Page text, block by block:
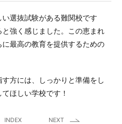
選抜試験がある難関校です
強く感じました。この恵まれ
最高の教育を提供するための
方には、しっかりと準備をし
ほしい学校です！
INDEX NEXT